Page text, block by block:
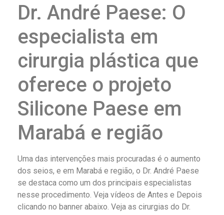
Dr. André Paese: O
especialista em
cirurgia plástica que
oferece o projeto
Silicone Paese em
Marabá e região
Uma das intervenções mais procuradas é o aumento
dos seios, e em Marabá e região, o Dr. André Paese
se destaca como um dos principais especialistas
nesse procedimento. Veja vídeos de Antes e Depois
clicando no banner abaixo. Veja as cirurgias do Dr.